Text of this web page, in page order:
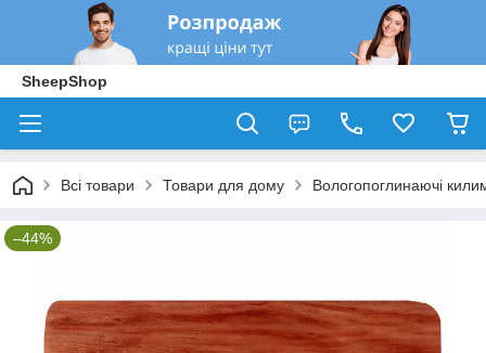
SheepShop
Всі товари Товари для дому Вологопоглинаючі
–44%